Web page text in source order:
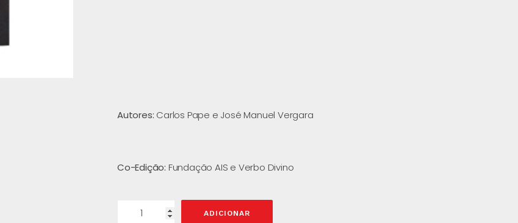
Autores: Carlos Pape e José Manuel Vergara
Co-Edição: Fundação AIS e Verbo Divino
ADICIONAR